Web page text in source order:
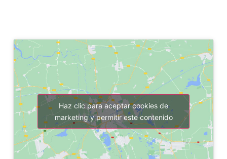
Haz clic para aceptar cookies de
marketing y permitir este contenido